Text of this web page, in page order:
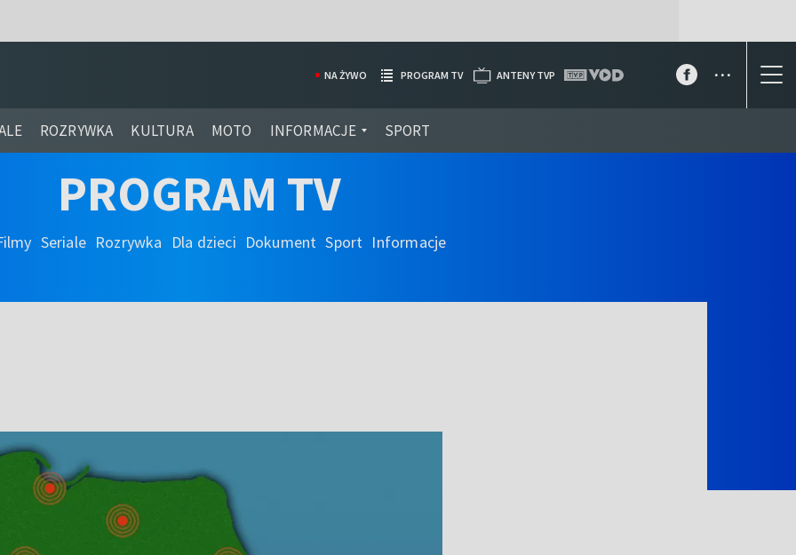
ROZRYWKA KULTURA MOTO INFORMACJE SPORT
NA ŻYWO PROGRAM TV ANTENY TVP ...
PROGRAM TV
Seriale Rozrywka Dla dzieci Dokument Sport Informacje